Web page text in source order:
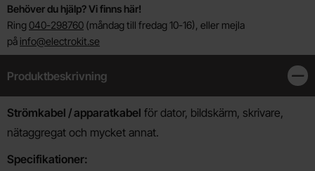
Behöver du hjälp? Vi finns här!
Ring 040-298760 (måndag till fredag 10-16), eller mejla
på info@electrokit.se
Produktbeskrivning
Produktbeskrivning
Strömkabel / apparatkabel för dator, bildskärm, skrivare,
nätaggregat och mycket annat.
Specifikationer: